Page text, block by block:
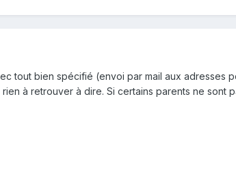
tout bien spécifié (envoi par mail aux adresses
à retrouver à dire. Si certains parents ne